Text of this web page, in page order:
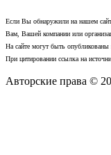
Если Вы обнаружили на нашем
Вам, Вашей компании или
На сайте могут быть
При цитировании ссылка на
Авторские права ©